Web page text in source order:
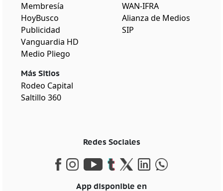
Membresía
HoyBusco
Publicidad
Vanguardia HD
Medio Pliego
Más Sitios
Rodeo Capital
Saltillo 360
WAN-IFRA
Alianza de Medios
SIP
Redes Sociales
App disponible en